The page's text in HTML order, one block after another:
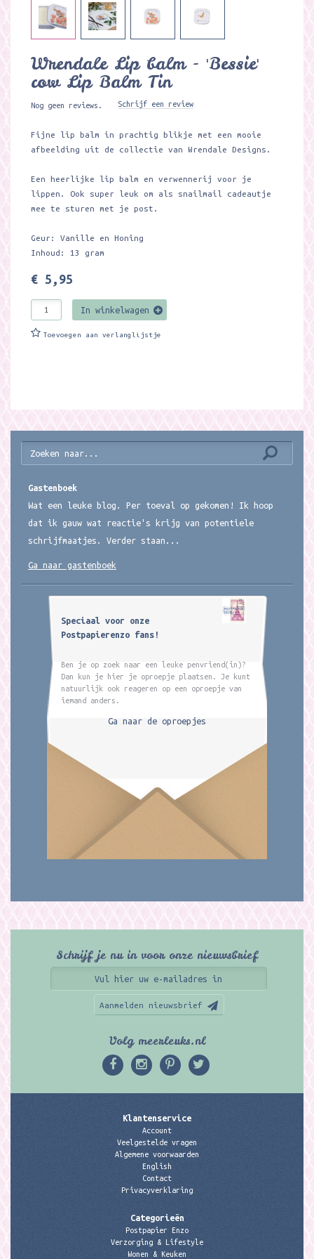
Wrendale Lip balm - 'Bessie'
cow Lip Balm Tin
Nog geen reviews. Schrijf een review
Fijne lip balm in prachtig blikje met een mooie
afbeelding uit de collectie van Wrendale Designs.
Een heerlijke lip balm en verwennerij voor je
lippen. Ook super leuk om als snailmail cadeautje
mee te sturen met je post.
Geur: Vanille en Honing
Inhoud: 13 gram
€ 5,95
In winkelwagen
Toevoegen aan verlanglijstje
Gastenboek
Wat een leuke blog. Per toeval op gekomen! Ik hoop
dat ik gauw wat reactie's krijg van potentiele
schrijfmaatjes. Verder staan...
Ga naar gastenboek
Speciaal voor onze
Postpapierenzo fans!
Ben je op zoek naar een leuke penvriend(in)?
Dan kun je hier je oproepje plaatsen. Je kunt
natuurlijk ook reageren op een oproepje van
iemand anders.
Ga naar de oproepjes
Schrijf je nu in voor onze nieuwsbrief
Aanmelden nieuwsbrief
Volg meerleuks.nl
Klantenservice
Account
Veelgestelde vragen
Algemene voorwaarden
English
Contact
Privacyverklaring
Categorieën
Postpapier Enzo
Verzorging & Lifestyle
Wonen & Keuken